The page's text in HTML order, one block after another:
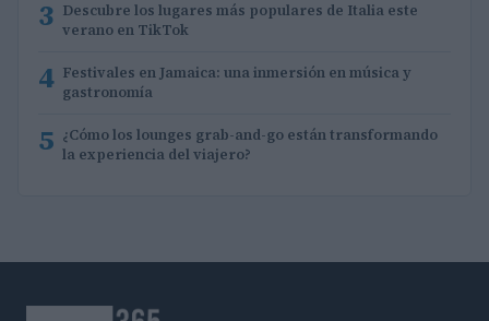
3 Descubre los lugares más populares de Italia este
verano en TikTok
4 Festivales en Jamaica: una inmersión en música y
gastronomía
5 ¿Cómo los lounges grab-and-go están transformando
la experiencia del viajero?